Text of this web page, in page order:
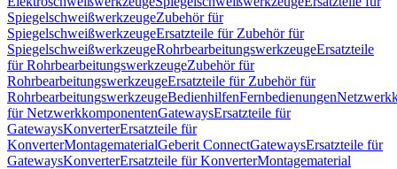
SpiegelschweißwerkzeugeZubehör für
SpiegelschweißwerkzeugeErsatzteile für Zubehör für
SpiegelschweißwerkzeugeRohrbearbeitungswerkzeugeErsatzteile
für RohrbearbeitungswerkzeugeZubehör für
RohrbearbeitungswerkzeugeErsatzteile für Zubehör für
RohrbearbeitungswerkzeugeBedienhilfenFernbedienungen
für NetzwerkkomponentenGatewaysErsatzteile für
GatewaysKonverterErsatzteile für
KonverterMontagematerialGeberit ConnectGatewaysErsatzteile für
GatewaysKonverterErsatzteile für KonverterMontagematerial